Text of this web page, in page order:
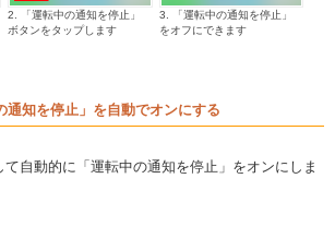
2. 「運転中の通知を停止」
ボタンをタップします
3. 「運転中の通知を停止」
をオフにできます
通知を停止」を自動でオンにする
自動的に「運転中の通知を停止」をオンにしま